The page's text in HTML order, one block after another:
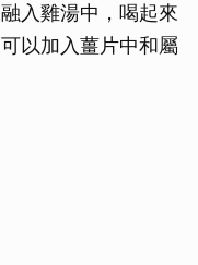
入雞湯中，喝起來
以加入薑片中和屬